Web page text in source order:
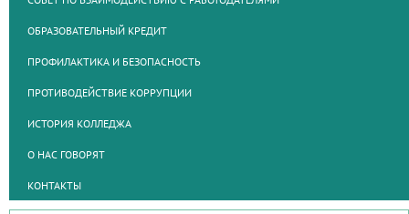
ОБРАЗОВАТЕЛЬНЫЙ КРЕДИТ
ПРОФИЛАКТИКА И БЕЗОПАСНОСТЬ
ПРОТИВОДЕЙСТВИЕ КОРРУПЦИИ
ИСТОРИЯ КОЛЛЕДЖА
О НАС ГОВОРЯТ
КОНТАКТЫ